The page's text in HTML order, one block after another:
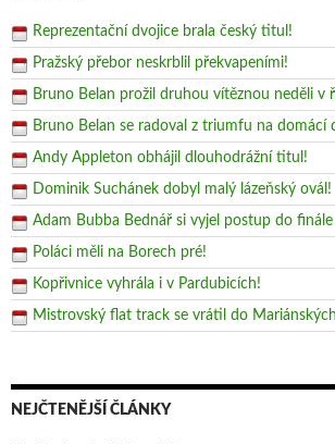
Reprezentační dvojice brala český titul!
Pražský přebor neskrblil překvapeními!
Bruno Belan prožil druhou vítěznou neděli v
Bruno Belan se radoval z triumfu na domácí
Andy Appleton obhájil dlouhodrážní titul!
Dominik Suchánek dobyl malý lázeňský ovál!
Adam Bubba Bednář si vyjel postup do finále
Poláci měli na Borech pré!
Kopřivnice vyhrála i v Pardubicích!
Mistrovský flat track se vrátil do
NEJČTENĚJŠÍ ČLÁNKY